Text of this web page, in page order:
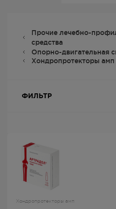
Прочие лечебно-
средства
Опорно-двигательная
Хондропротекторы амп
ФИЛЬТР
Хондропротекторы амп